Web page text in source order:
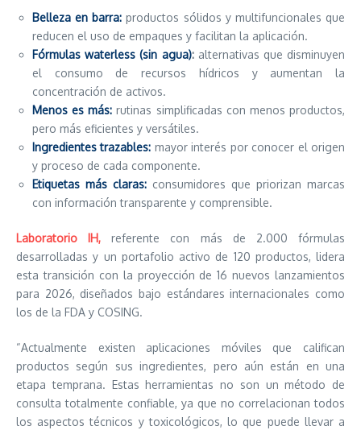
Belleza en barra: productos sólidos y multifuncionales que
reducen el uso de empaques y facilitan la aplicación.
Fórmulas waterless (sin agua):alternativas que disminuyen
el consumo de recursos hídricos y aumentan la
concentración de activos.
Menos es más: rutinas simplificadas con menos productos,
pero más eficientes y versátiles.
Ingredientes trazables: mayor interés por conocer el origen
y proceso de cada componente.
Etiquetas más claras: consumidores que priorizan marcas
con información transparente y comprensible.
Laboratorio IH, referente con más de 2.000 fórmulas
desarrolladas y un portafolio activo de 120 productos, lidera
esta transición con la proyección de 16 nuevos lanzamientos
para 2026, diseñados bajo estándares internacionales como
los de la FDA y COSING.
“Actualmente existen aplicaciones móviles que califican
productos según sus ingredientes, pero aún están en una
etapa temprana. Estas herramientas no son un método de
consulta totalmente confiable, ya que no correlacionan todos
los aspectos técnicos y toxicológicos, lo que puede llevar a